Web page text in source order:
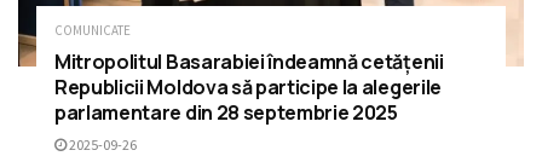
COMUNICATE
Mitropolitul Basarabiei îndeamnă cetățenii
Republicii Moldova să participe la alegerile
parlamentare din 28 septembrie 2025
2025-09-26